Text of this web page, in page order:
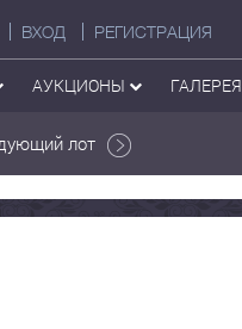
ВХОД РЕГИСТРАЦИЯ
АУКЦИОНЫ ГАЛЕРЕЯ
лот